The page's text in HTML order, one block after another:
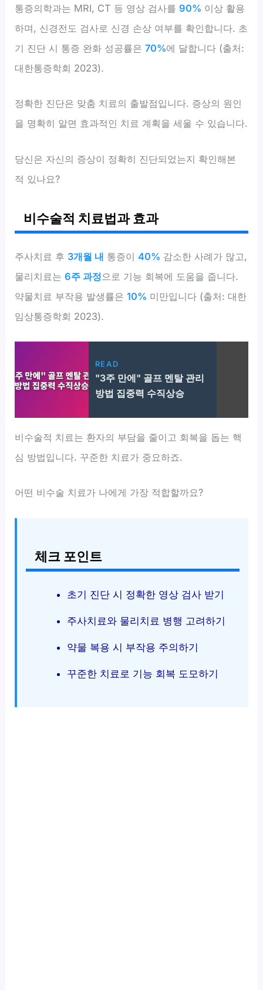
통증의학과는 MRI, CT 등 영상 검사를90% 이상 활용
하며, 신경전도 검사로 신경 손상 여부를 확인합니다. 초
기 진단 시 통증 완화 성공률은70%에 달합니다 (출처:
대한통증학회 2023).
정확한 진단은 맞춤 치료의 출발점입니다. 증상의 원인
을 명확히 알면 효과적인 치료 계획을 세울 수 있습니다.
당신은 자신의 증상이 정확히 진단되었는지 확인해본
적 있나요?
비수술적 치료법과 효과
주사치료 후 3개월 내 통증이40% 감소한 사례가 많고,
물리치료는6주 과정으로 기능 회복에 도움을 줍니다.
약물치료 부작용 발생률은10% 미만입니다 (출처: 대한
임상통증학회 2023).
READ
"3주 만에" 골프 멘탈 관리
방법 집중력 수직상승
비수술적 치료는 환자의 부담을 줄이고 회복을 돕는 핵
심 방법입니다. 꾸준한 치료가 중요하죠.
어떤 비수술 치료가 나에게 가장 적합할까요?
체크 포인트
초기 진단 시 정확한 영상 검사 받기
주사치료와 물리치료 병행 고려하기
약물 복용 시 부작용 주의하기
꾸준한 치료로 기능 회복 도모하기